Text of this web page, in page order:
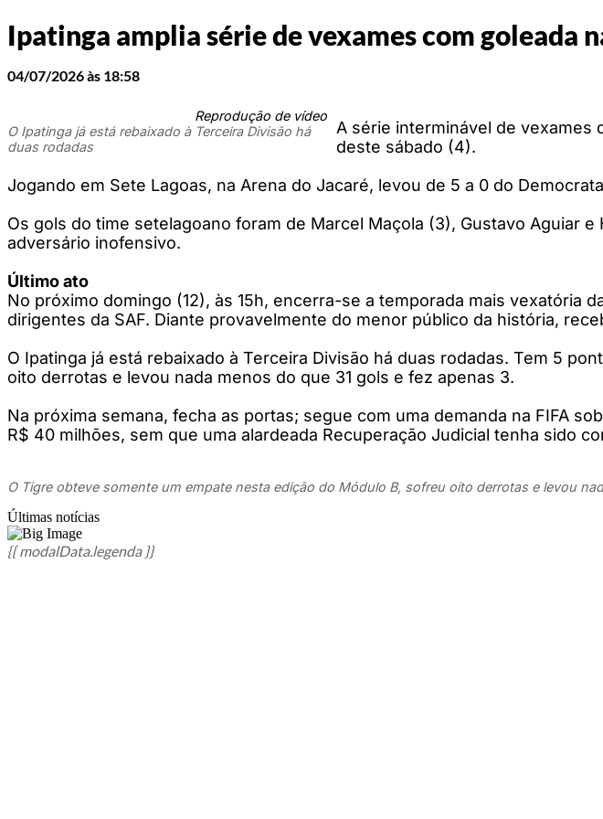
Ipatinga amplia série de vexames com goleada
04/07/2026 às 18:58
Reprodução de vídeo
O Ipatinga já está rebaixado à Terceira Divisão há
duas rodadas
A série interminável de vexames
deste sábado (4).
Jogando em Sete Lagoas, na Arena do Jacaré, levou de 5 a 0 do
Os gols do time setelagoano foram de Marcel Maçola (3), Gustavo Aguiar
adversário inofensivo.
Último ato
No próximo domingo (12), às 15h, encerra-se a temporada mais vexatória
dirigentes da SAF. Diante provavelmente do menor público da história,
O Ipatinga já está rebaixado à Terceira Divisão há duas rodadas. Tem 5
oito derrotas e levou nada menos do que 31 gols e fez apenas 3.
Na próxima semana, fecha as portas; segue com uma demanda na FIFA
R$ 40 milhões, sem que uma alardeada Recuperação Judicial tenha sido
O Tigre obteve somente um empate nesta edição do Módulo B, sofreu oito derrotas e levou
Últimas notícias
{{ modalData.legenda }}